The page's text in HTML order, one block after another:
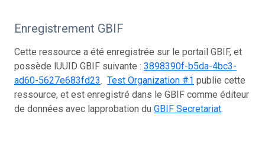
Enregistrement GBIF
Cette ressource a été enregistrée sur le portail GBIF, et
possède lUUID GBIF suivante : 3898390f-b5da-4bc3-
ad60-5627e683fd23. Test Organization #1 publie cette
ressource, et est enregistré dans le GBIF comme éditeur
de données avec lapprobation du GBIF Secretariat.